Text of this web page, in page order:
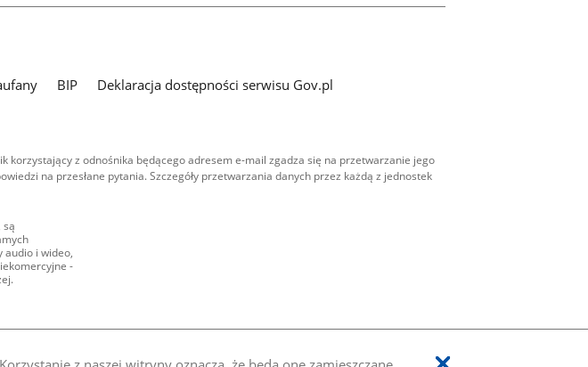
BIP
Deklaracja dostępności serwisu Gov.pl
z odnośnika będącego adresem e-mail zgadza się na przetwarzanie jego
na przesłane pytania. Szczegóły przetwarzania danych przez każdą z jednostek
są
audio i wideo,
-